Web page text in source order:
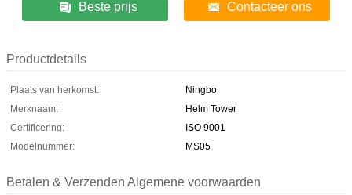
Beste prijs Contacteer ons
Productdetails
Plaats van herkomst:
Ningbo
Merknaam:
Helm Tower
Certificering:
ISO 9001
Modelnummer:
MS05
Betalen & Verzenden Algemene voorwaarden